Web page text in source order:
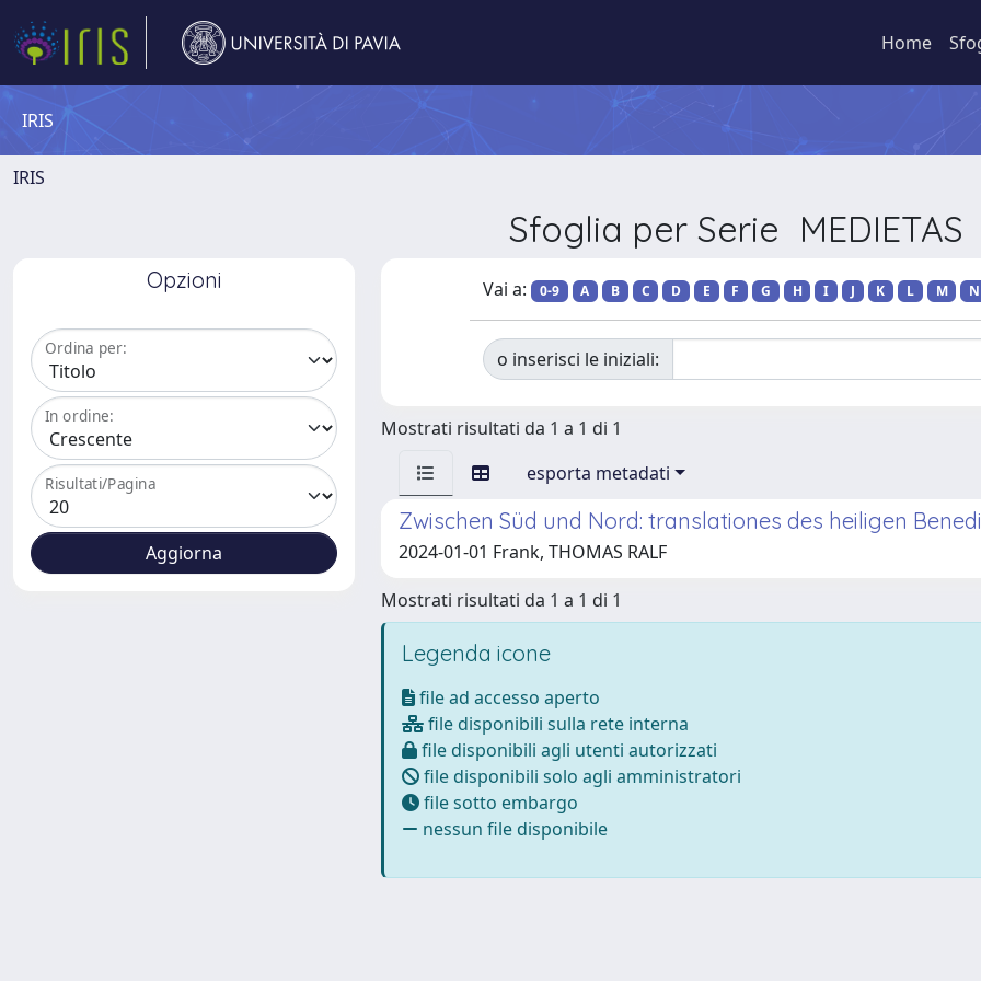
Home
IRIS
IRIS
Sfoglia per Serie MEDIETAS
Opzioni
Ordina per:
In ordine:
Risultati/Pagina
Vai a: 0-9 A B C D E F G H I J K L M N
o inserisci le iniziali:
Mostrati risultati da 1 a 1 di 1
esporta metadati
Zwischen Süd und Nord: translationes des heiligen
2024-01-01 Frank, THOMAS RALF
Mostrati risultati da 1 a 1 di 1
Legenda icone
file ad accesso aperto
file disponibili sulla rete interna
file disponibili agli utenti autorizzati
file disponibili solo agli amministratori
file sotto embargo
nessun file disponibile